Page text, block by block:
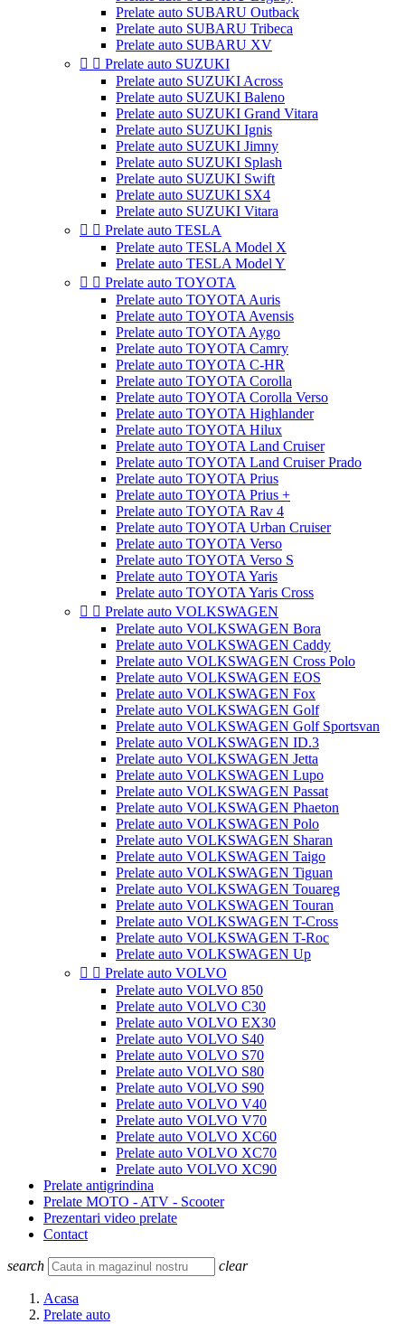
Prelate auto SUBARU Outback
Prelate auto SUBARU Tribeca
Prelate auto SUBARU XV
  Prelate auto SUZUKI
Prelate auto SUZUKI Across
Prelate auto SUZUKI Baleno
Prelate auto SUZUKI Grand Vitara
Prelate auto SUZUKI Ignis
Prelate auto SUZUKI Jimny
Prelate auto SUZUKI Splash
Prelate auto SUZUKI Swift
Prelate auto SUZUKI SX4
Prelate auto SUZUKI Vitara
  Prelate auto TESLA
Prelate auto TESLA Model X
Prelate auto TESLA Model Y
  Prelate auto TOYOTA
Prelate auto TOYOTA Auris
Prelate auto TOYOTA Avensis
Prelate auto TOYOTA Aygo
Prelate auto TOYOTA Camry
Prelate auto TOYOTA C-HR
Prelate auto TOYOTA Corolla
Prelate auto TOYOTA Corolla Verso
Prelate auto TOYOTA Highlander
Prelate auto TOYOTA Hilux
Prelate auto TOYOTA Land Cruiser
Prelate auto TOYOTA Land Cruiser Prado
Prelate auto TOYOTA Prius
Prelate auto TOYOTA Prius +
Prelate auto TOYOTA Rav 4
Prelate auto TOYOTA Urban Cruiser
Prelate auto TOYOTA Verso
Prelate auto TOYOTA Verso S
Prelate auto TOYOTA Yaris
Prelate auto TOYOTA Yaris Cross
  Prelate auto VOLKSWAGEN
Prelate auto VOLKSWAGEN Bora
Prelate auto VOLKSWAGEN Caddy
Prelate auto VOLKSWAGEN Cross Polo
Prelate auto VOLKSWAGEN EOS
Prelate auto VOLKSWAGEN Fox
Prelate auto VOLKSWAGEN Golf
Prelate auto VOLKSWAGEN Golf Sportsvan
Prelate auto VOLKSWAGEN ID.3
Prelate auto VOLKSWAGEN Jetta
Prelate auto VOLKSWAGEN Lupo
Prelate auto VOLKSWAGEN Passat
Prelate auto VOLKSWAGEN Phaeton
Prelate auto VOLKSWAGEN Polo
Prelate auto VOLKSWAGEN Sharan
Prelate auto VOLKSWAGEN Taigo
Prelate auto VOLKSWAGEN Tiguan
Prelate auto VOLKSWAGEN Touareg
Prelate auto VOLKSWAGEN Touran
Prelate auto VOLKSWAGEN T-Cross
Prelate auto VOLKSWAGEN T-Roc
Prelate auto VOLKSWAGEN Up
  Prelate auto VOLVO
Prelate auto VOLVO 850
Prelate auto VOLVO C30
Prelate auto VOLVO EX30
Prelate auto VOLVO S40
Prelate auto VOLVO S70
Prelate auto VOLVO S80
Prelate auto VOLVO S90
Prelate auto VOLVO V40
Prelate auto VOLVO V70
Prelate auto VOLVO XC60
Prelate auto VOLVO XC70
Prelate auto VOLVO XC90
Prelate antigrindina
Prelate MOTO - ATV - Scooter
Prezentari video prelate
Contact
search clear
Acasa
Prelate auto